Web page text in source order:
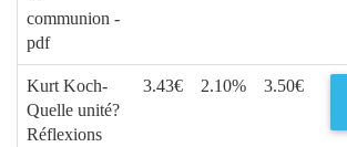
communion -
pdf
Kurt Koch-
Quelle unité?
Réflexions
3.43€ 2.10% 3.50€